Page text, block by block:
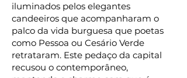
iluminados pelos elegantes
candeeiros que acompanharam o
palco da vida burguesa que poetas
como Pessoa ou Cesário Verde
retrataram. Este pedaço da capital
recusou o contemporâneo,